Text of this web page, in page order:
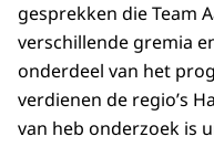
gesprekken die Team
verschillende gremia
onderdeel van het
verdienen de regio’s
van heb onderzoek is